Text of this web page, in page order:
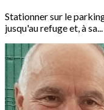
Stationner sur le
jusqu'au refuge et, à sa...